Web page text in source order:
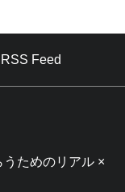
Feed
うためのリアル ×